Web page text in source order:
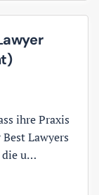
ihre Praxis
Lawyers
die u…